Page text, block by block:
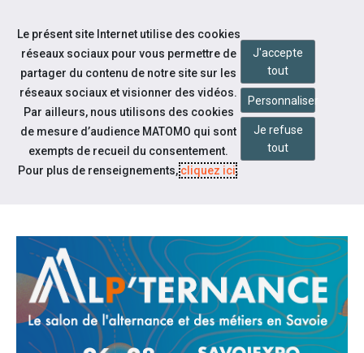
Aller au contenu
actualites
VENEZ TROUVER VOTRE VOIE AU
Le présent site Internet utilise des cookies
réseaux sociaux pour vous permettre de
partager du contenu de notre site sur les
réseaux sociaux et visionner des vidéos.
Par ailleurs, nous utilisons des cookies
de mesure d’audience MATOMO qui sont
exempts de recueil du consentement.
Pour plus de renseignements,cliquez ici.
J'accepte
tout
Personnaliser
Je refuse
tout